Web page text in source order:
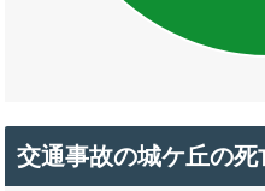
交通事故の城ケ丘の死